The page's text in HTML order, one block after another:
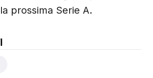
prossima Serie A.